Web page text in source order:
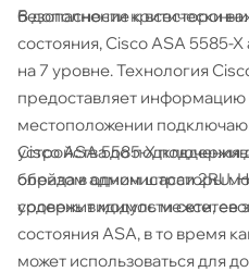
безопасности критически
В дополнение к
состояния, Cisco ASA 5585-
на 7 уровне. Технология
предоставляет информацию
местоположении
устройства до подключения
образом администраторы
уровень видимости сети, ее
Cisco ASA 5585-X
блейда в одном шасси 2RU.
содержит модуль
состояния ASA, в то время
может использоваться для